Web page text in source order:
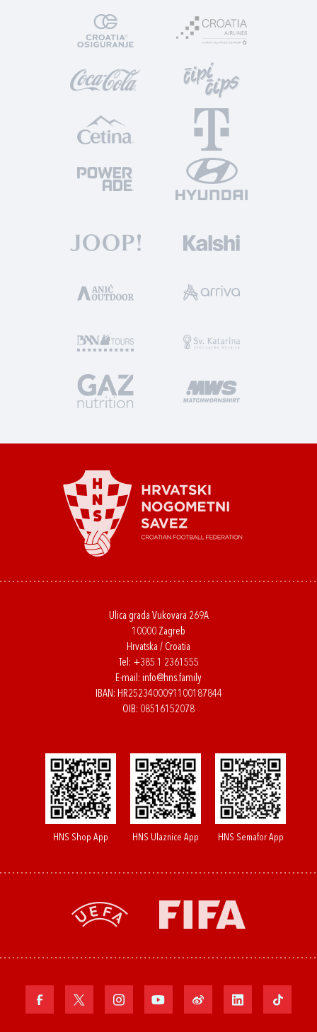
Ulica grada Vukovara 269A
10000 Zagreb
Hrvatska / Croatia
Tel: +385 1 2361555
E-mail: info@hns.family
IBAN: HR2523400091100187844
OIB: 08516152078
HNS Shop App HNS Ulaznice App HNS Semafor App